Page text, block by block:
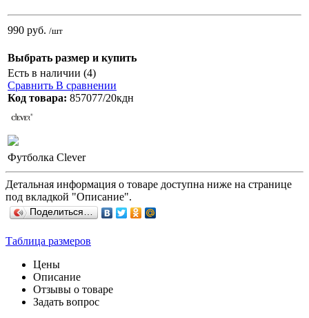
990 руб. /шт
Выбрать размер и купить
Есть в наличии (4)
Сравнить В сравнении
Код товара: 857077/20кдн
Футболка Clever
Детальная информация о товаре доступна ниже на странице
под вкладкой "Описание".
Поделиться…
Таблица размеров
Цены
Описание
Отзывы о товаре
Задать вопрос